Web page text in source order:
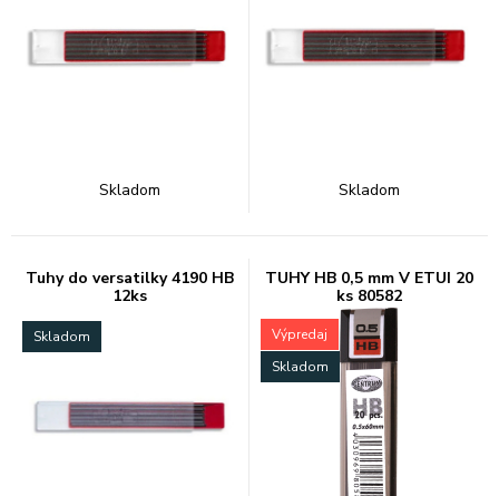
Skladom Skladom
Tuhy do versatilky 4190 HB
12ks
Skladom
TUHY HB 0,5 mm V ETUI 20
ks 80582
Výpredaj
Skladom